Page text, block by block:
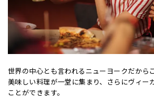
世界の中心とも言われるニューヨークだから
美味しい料理が一堂に集まり、さらにヴィー
ことができます。